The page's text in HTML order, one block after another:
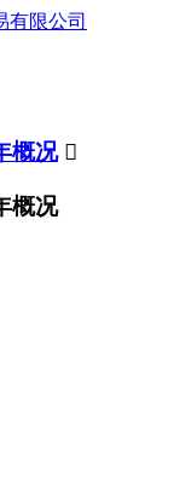
概况 
概况